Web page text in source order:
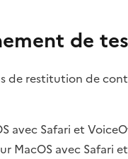
de
de restitution de
avec Safari et
MacOS avec Safari